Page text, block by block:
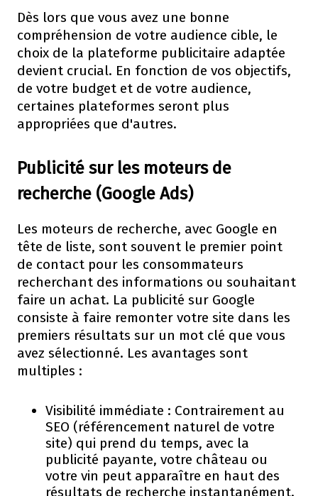
Dès lors que vous avez une bonne
compréhension de votre audience cible, le
choix de la plateforme publicitaire adaptée
devient crucial. En fonction de vos objectifs,
de votre budget et de votre audience,
certaines plateformes seront plus
appropriées que d'autres.
Publicité sur les moteurs de
recherche (Google Ads)
Les moteurs de recherche, avec Google en
tête de liste, sont souvent le premier point
de contact pour les consommateurs
recherchant des informations ou souhaitant
faire un achat. La publicité sur Google
consiste à faire remonter votre site dans les
premiers résultats sur un mot clé que vous
avez sélectionné. Les avantages sont
multiples :
Visibilité immédiate : Contrairement au
SEO (référencement naturel de votre
site) qui prend du temps, avec la
publicité payante, votre château ou
votre vin peut apparaître en haut des
résultats de recherche instantanément.